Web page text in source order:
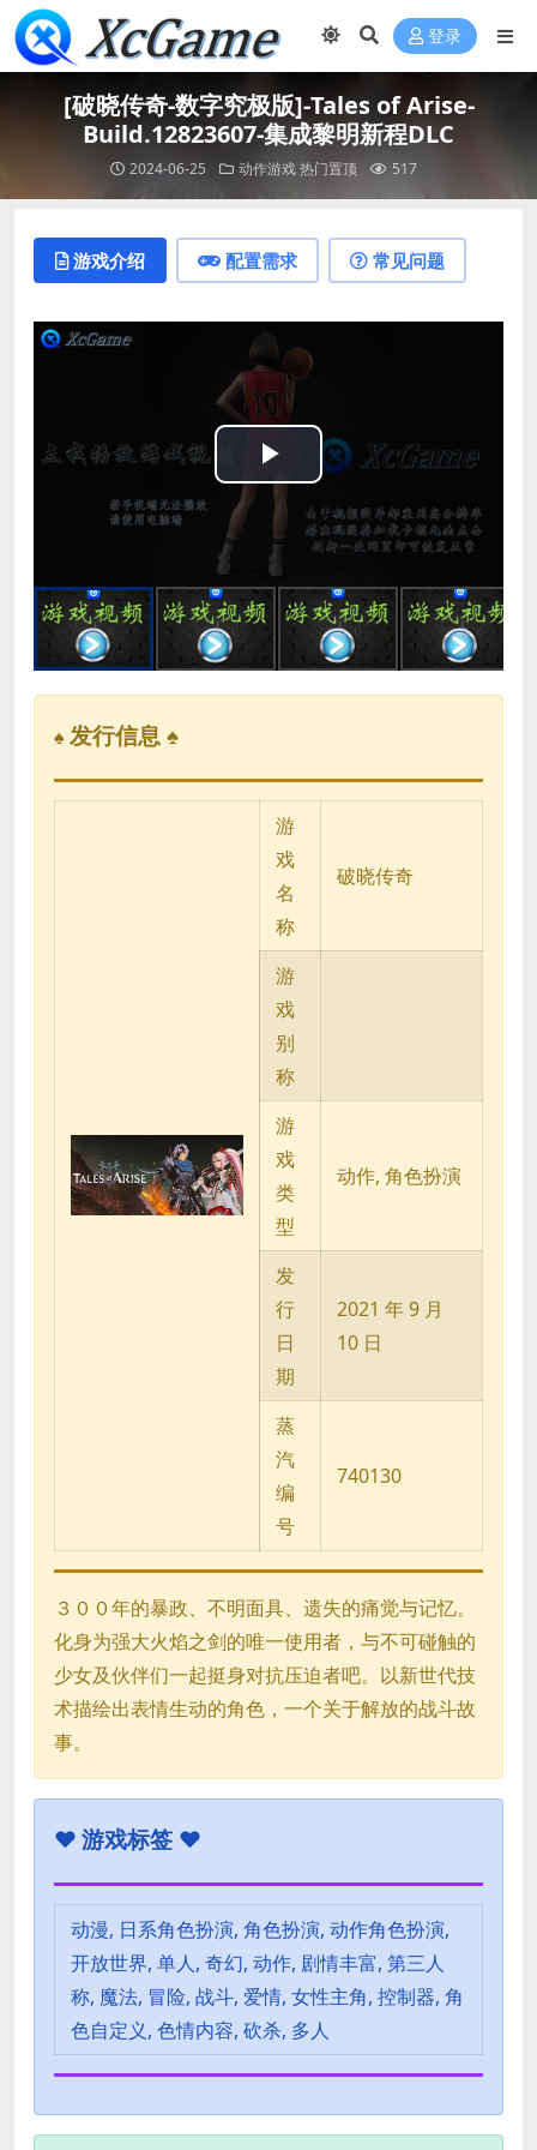
登录
[破晓传奇-数字究极版]-Tales of Arise-
Build.12823607-集成黎明新程DLC
2024-06-25 动作游戏热门置顶 517
游戏介绍 配置需求 常见问题
Play
Video
♠ 发行信息 ♠
游
戏
名
称
破晓传奇
游
戏
别
称
游
戏
类
型
动作, 角色扮演
发
行
日
期
2021 年 9 月
10 日
蒸
汽
编
号
740130
３００年的暴政、不明面具、遗失的痛觉与记忆。
化身为强大火焰之剑的唯一使用者，与不可碰触的
少女及伙伴们一起挺身对抗压迫者吧。以新世代技
术描绘出表情生动的角色，一个关于解放的战斗故
事。
♥ 游戏标签 ♥
动漫, 日系角色扮演, 角色扮演, 动作角色扮演,
开放世界, 单人, 奇幻, 动作, 剧情丰富, 第三人
称, 魔法, 冒险, 战斗, 爱情, 女性主角, 控制器, 角
色自定义, 色情内容, 砍杀, 多人